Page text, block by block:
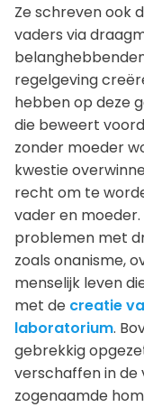
Ze schreven ook
vaders via
regelgeving
hebben op deze
die beweert
zonder moeder
kwestie
recht om te
vader en
problemen met
zoals onanisme,
menselijk leven
met de creatie
laboratorium.
gebrekkig
verschaffen in
zogenaamde